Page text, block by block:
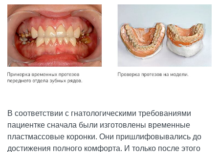
В соответствии с гнатологическими требованиями
пациентке сначала были изготовлены временные
пластмассовые коронки. Они пришлифовывались до
достижения полного комфорта. И только после этого